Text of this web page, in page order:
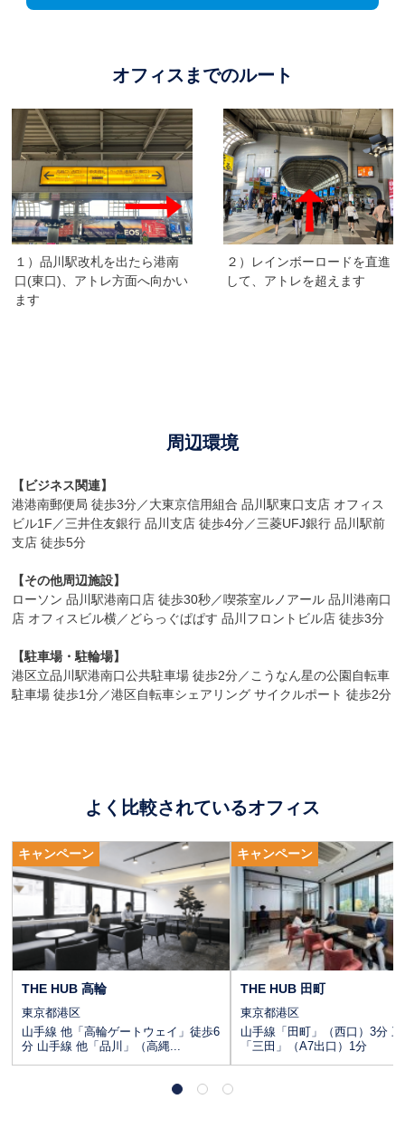
オフィスまでのルート
１）品川駅改札を出たら港南
口(東口)、アトレ方面へ向かい
ます
２）レインボーロードを直進
して、アトレを超えます
周辺環境
【ビジネス関連】
港港南郵便局 徒歩3分／大東京信用組合 品川駅東口支店 オフィス
ビル1F／三井住友銀行 品川支店 徒歩4分／三菱UFJ銀行 品川駅前
支店 徒歩5分
【その他周辺施設】
ローソン 品川駅港南口店 徒歩30秒／喫茶室ルノアール 品川港南口
店 オフィスビル横／どらっぐぱぱす 品川フロントビル店 徒歩3分
【駐車場・駐輪場】
港区立品川駅港南口公共駐車場 徒歩2分／こうなん星の公園自転車
駐車場 徒歩1分／港区自転車シェアリング サイクルポート 徒歩2分
よく比較されているオフィス
キャンペーン
THE HUB 高輪
東京都港区
山手線 他「高輪ゲートウェイ」徒歩6
分 山手線 他「品川」（高縄...
CLICK
キャンペーン
THE HUB 田町
東京都港区
山手線「田町」（西口）3分
「三田」（A7出口）1分